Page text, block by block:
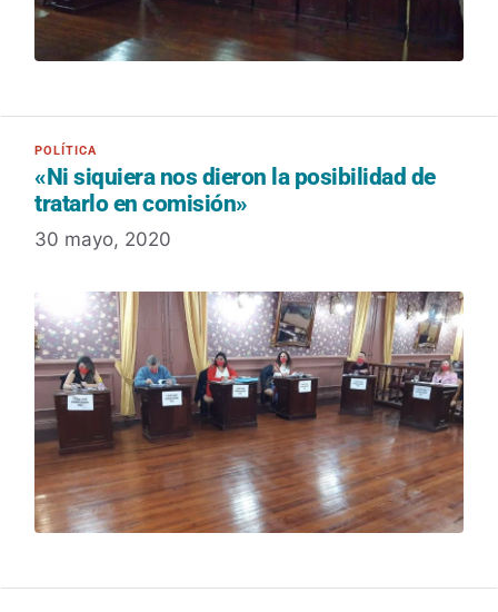
«Ni siquiera nos dieron la posibilidad de
tratarlo en comisión»
30 mayo, 2020